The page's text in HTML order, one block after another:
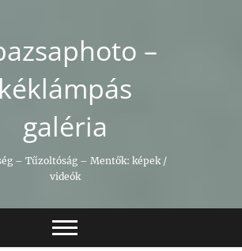
–
kéklámpás
galéria
– Tűzoltóság – Mentők: képek /
videók